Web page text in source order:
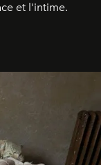
et l'intime.